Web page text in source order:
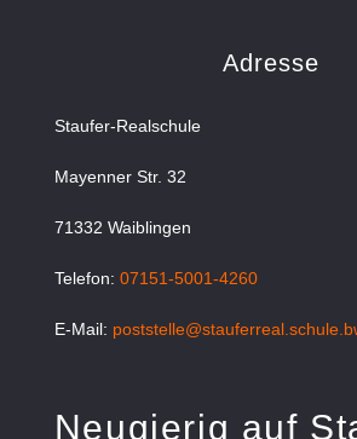
Adresse
Staufer-Realschule
Mayenner Str. 32
71332 Waiblingen
Telefon: 07151-5001-4260
E-Mail:
Neugierig auf